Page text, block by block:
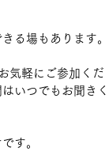
る場もあります。
気軽にご参加くだ
いつでもお聞きく
す。